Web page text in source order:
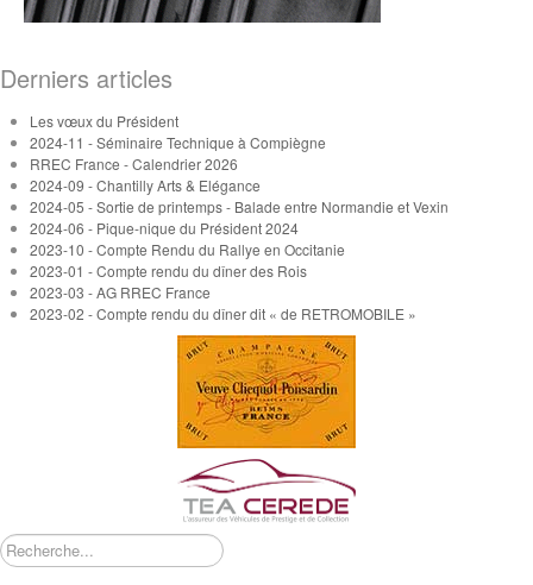
Derniers articles
Les vœux du Président
2024-11 - Séminaire Technique à Compiègne
RREC France - Calendrier 2026
2024-09 - Chantilly Arts & Elégance
2024-05 - Sortie de printemps - Balade entre Normandie et Vexin
2024-06 - Pique-nique du Président 2024
2023-10 - Compte Rendu du Rallye en Occitanie
2023-01 - Compte rendu du dîner des Rois
2023-03 - AG RREC France
2023-02 - Compte rendu du dîner dit « de RETROMOBILE »
Rechercher